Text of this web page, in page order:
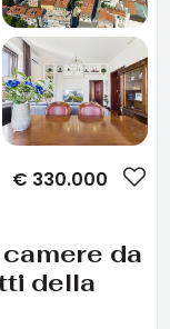
€ 330.000
da
della